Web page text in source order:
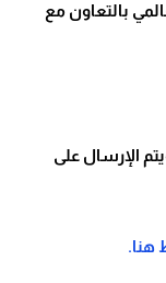
بالتعاون مع
الإرسال على
هنا.